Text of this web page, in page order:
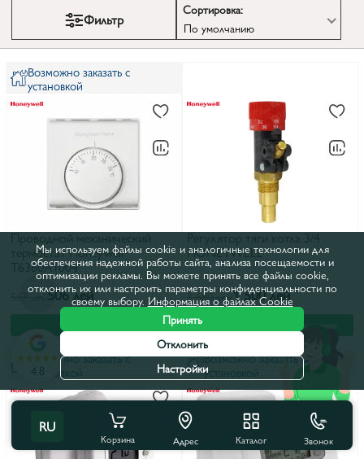
Фильтр
Сортировка:
По умолчанию
Возможно заказать с
установкой
Проводной механический
термостат Honeywell
T6360A1004
567 лей506 лей
Регулятор тяги котла 3/4
HONEYWELL
1 680 лей1 500 лей
В рассрочку
Возможно заказать с
установкой
Возможно заказать с
установкой
RU
Корзина Адрес Каталог Звонок
4.8
Мы используем файлы cookie и аналогичные технологии для
обеспечения надежной работы сайта, анализа посещаемости и
оптимизации рекламы. Вы можете принять все файлы cookie,
отклонить их или настроить параметры конфиденциальности по
своему выбору. Информация о файлах Cookie
Принять
Отклонить
Настройки